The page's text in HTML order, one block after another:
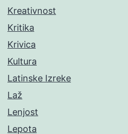
Kreativnost
Kritika
Krivica
Kultura
Latinske Izreke
Laž
Lenjost
Lepota